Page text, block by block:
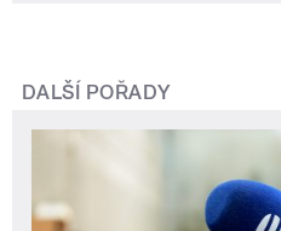
DALŠÍ POŘADY